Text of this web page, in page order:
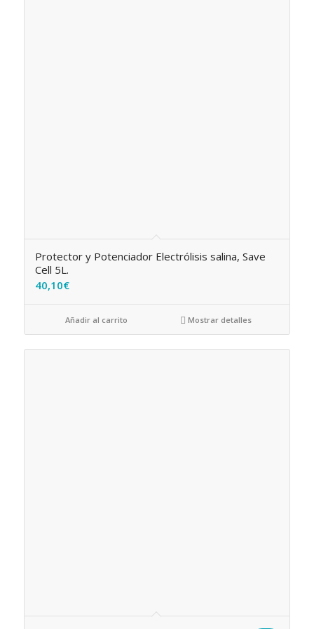
Protector y Potenciador Electrólisis salina, Save
Cell 5L.
40,10€
Añadir al carrito Mostrar detalles